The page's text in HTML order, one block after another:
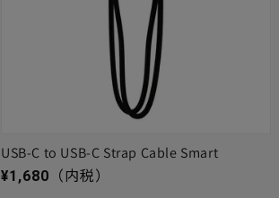
USB-C to USB-C Strap Cable Smart
通常価格
¥1,680 （内税）